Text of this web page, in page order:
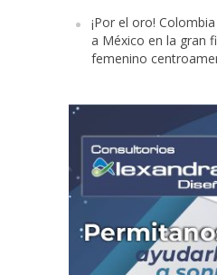
¡Por el oro!
a México en la gran
femenino